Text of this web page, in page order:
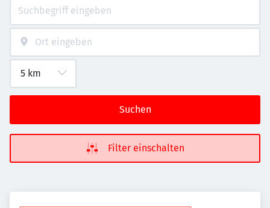
Suchen
Filter einschalten